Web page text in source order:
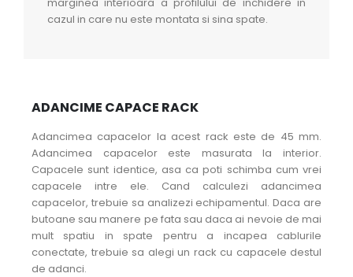
cazul in care nu este montata si sina spate.
ADANCIME CAPACE RACK
Adancimea capacelor la acest rack este de 45 mm.
Adancimea capacelor este masurata la interior.
Capacele sunt identice, asa ca poti schimba cum vrei
capacele intre ele. Cand calculezi adancimea
capacelor, trebuie sa analizezi echipamentul. Daca are
butoane sau manere pe fata sau daca ai nevoie de mai
mult spatiu in spate pentru a incapea cablurile
conectate, trebuie sa alegi un rack cu capacele destul
de adanci.